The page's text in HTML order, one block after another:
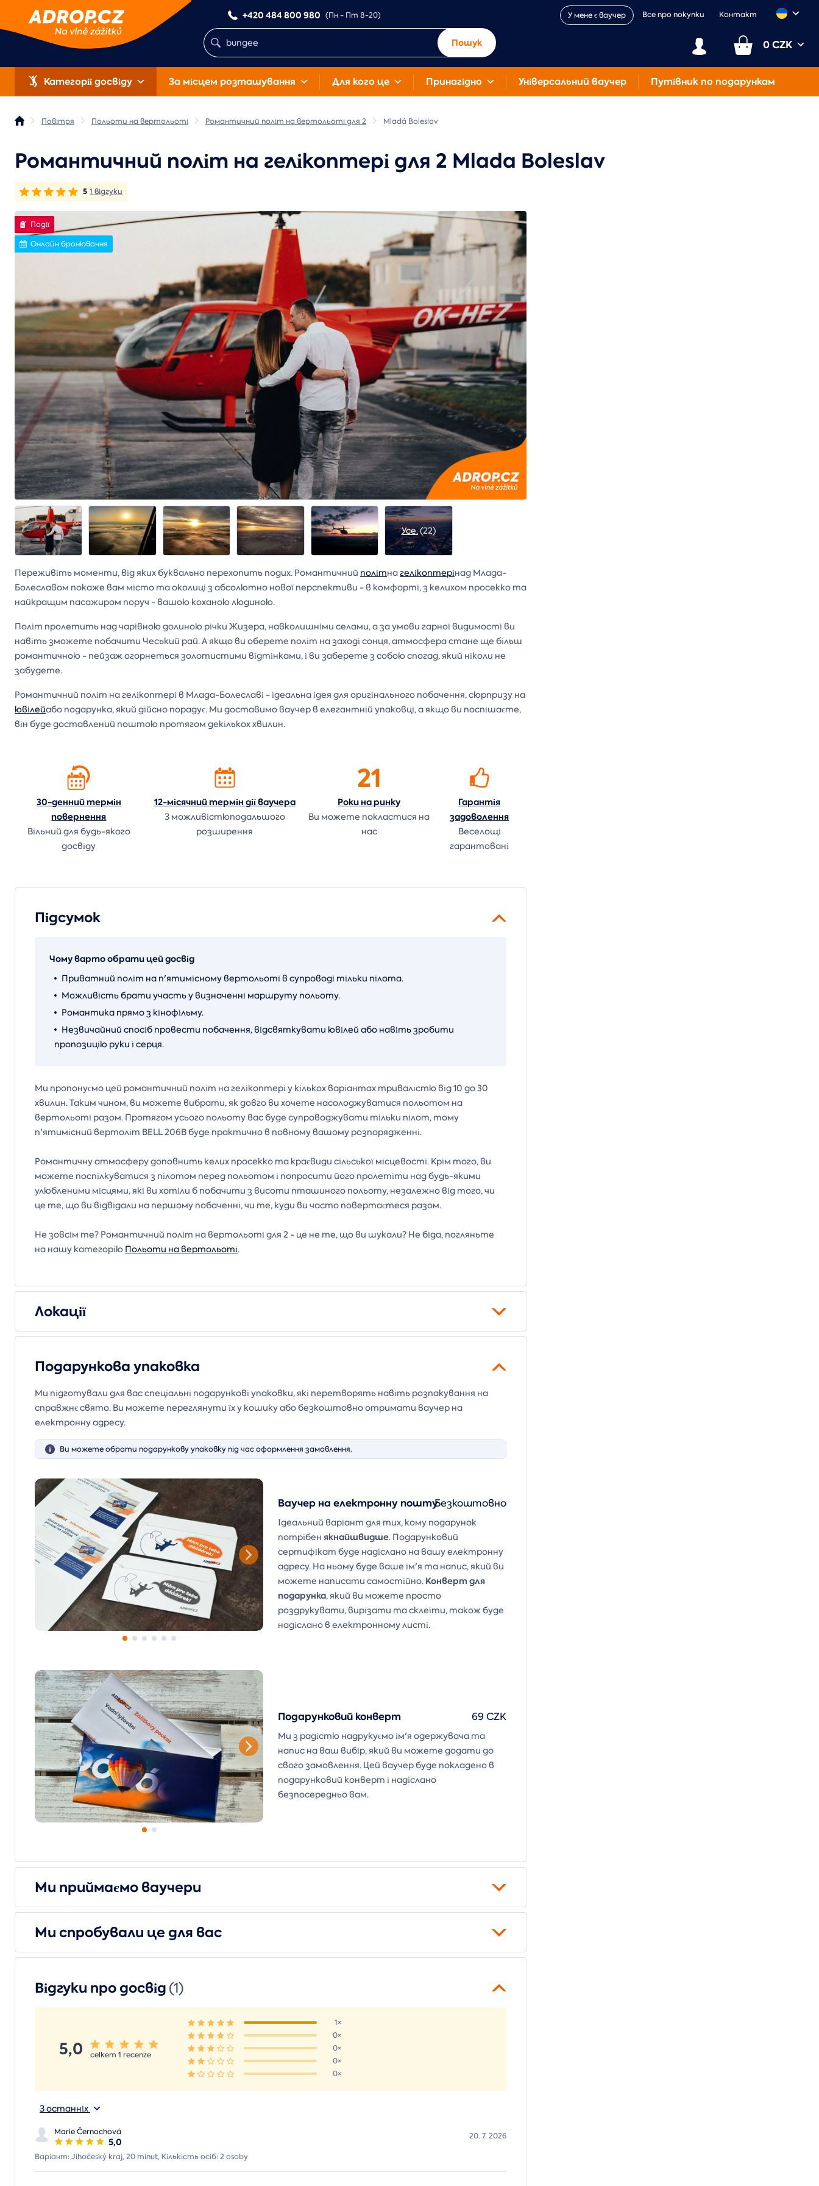
+420 484 800 980 (Пн - Пт 8-20) У мене є ваучер Все про покупки Контакт
Пошук 0 CZK
Категорії досвіду За місцем розташування Для кого це Принагідно Універсальний ваучер Путівник по подарункам
Повітря Польоти на вертольоті Романтичний політ на вертольоті для 2 Mladá Boleslav
Романтичний політ на гелікоптері для 2 Mlada Boleslav
5 1 відгуки
Події
Онлайн бронювання
Усе.(22)
Переживіть моменти, від яких буквально перехопить подих. Романтичний політнагелікоптерінад Млада-
Болеславом покаже вам місто та околиці з абсолютно нової перспективи - в комфорті, з келихом просекко та
найкращим пасажиром поруч - вашою коханою людиною.
Політ пролетить над чарівною долиною річки Жизера, навколишніми селами, а за умови гарної видимості ви
навіть зможете побачити Чеський рай. А якщо ви оберете політ на заході сонця, атмосфера стане ще більш
романтичною - пейзаж огорнеться золотистими відтінками, і ви заберете з собою спогад, який ніколи не
забудете.
Романтичний політ на гелікоптері в Млада-Болеславі - ідеальна ідея для оригінального побачення, сюрпризу на
ювілейабо подарунка, який дійсно порадує. Ми доставимо ваучер в елегантній упаковці, а якщо ви поспішаєте,
він буде доставлений поштою протягом декількох хвилин.
30-денний термін
повернення
Вільний для будь-якого
досвіду
12-місячний термін діїваучера
З можливістюподальшого
розширення
21
Роки наринку
Ви можете покластися на
нас
Гарантія
задоволення
Веселощі
гарантовані
Підсумок
Чому варто обрати цей досвід
Приватний політ на п'ятимісному вертольоті в супроводі тільки пілота.
Можливість брати участь у визначенні маршруту польоту.
Романтика прямо з кінофільму.
Незвичайний спосіб провести побачення, відсвяткувати ювілей або навіть зробити
пропозицію руки і серця.
Ми пропонуємо цей романтичний політ на гелікоптері у кількох варіантах тривалістю від 10 до 30
хвилин. Таким чином, ви можете вибрати, як довго ви хочете насолоджуватися польотом на
вертольоті разом. Протягом усього польоту вас буде супроводжувати тільки пілот, тому
п'ятимісний вертоліт BELL 206B буде практично в повному вашому розпорядженні.
Романтичну атмосферу доповнить келих просекко та краєвиди сільської місцевості. Крім того, ви
можете поспілкуватися з пілотом перед польотом і попросити його пролетіти над будь-якими
улюбленими місцями, які ви хотіли б побачити з висоти пташиного польоту, незалежно від того, чи
це те, що ви відвідали на першому побаченні, чи те, куди ви часто повертаєтеся разом.
Не зовсім те? Романтичний політ на вертольоті для 2 - це не те, що ви шукали? Не біда, погляньте
на нашу категорію Польоти на вертольоті.
Локації
Подарункова упаковка
Ми підготували для вас спеціальні подарункові упаковки, які перетворять навіть розпакування на
справжнє свято. Ви можете переглянути їх у кошику або безкоштовно отримати ваучер на
електронну адресу.
Ви можете обрати подарункову упаковку під час оформлення замовлення.
Ваучер на електронну пошту
Ідеальний варіант для тих, кому подарунок
потрібен якнайшвидше. Подарунковий
сертифікат буде надіслано на вашу електронну
адресу. На ньому буде ваше ім'я та напис, який ви
можете написати самостійно. Конверт для
подарунка, який ви можете просто
роздрукувати, вирізати та склеїти, також буде
надіслано в електронному листі.
Безкоштовно
Подарунковий конверт
Ми з радістю надрукуємо ім'я одержувача та
напис на ваш вибір, який ви можете додати до
свого замовлення. Цей ваучер буде покладено в
подарунковий конверт і надіслано
безпосередньо вам.
69 CZK
Ми приймаємо ваучери
Ми спробували це для вас
Відгуки про досвід (1)
5,0 celkem 1 recenze
1×
0×
0×
0×
0×
З останніх
Marie Černochová
5,0 20. 7. 2026
Варіант: Jihočeský kraj, 20 minut, Кількість осіб: 2 osoby